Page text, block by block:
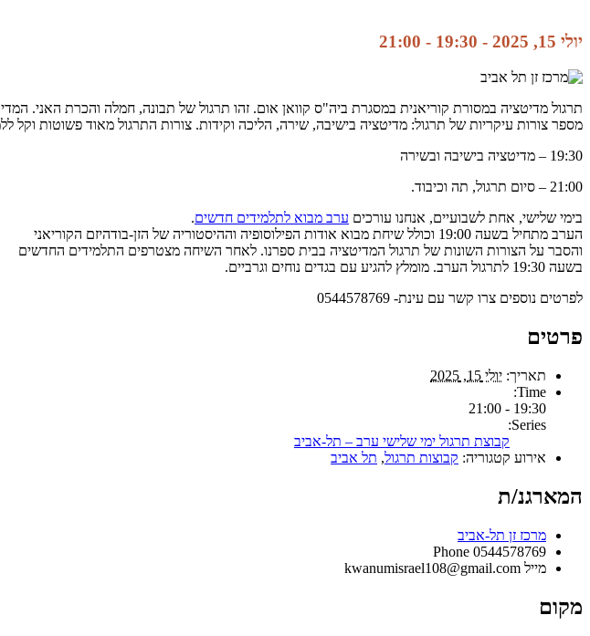
יולי 15, 2025 - 19:30 -
21:00
תרגול מדיטציה במסורת קוריאנית במסגרת ביה"ס קוואן אום. זהו תרגול של תבונה, חמלה והכרת האני.
מספר צורות עיקריות של תרגול: מדיטציה בישיבה, שירה, הליכה וקידות. צורות התרגול מאוד פשוטות
19:30 – מדיטציה בישיבה ובשירה
21:00 – סיום תרגול, תה וכיבוד.
בימי שלישי, אחת לשבועיים, אנחנו עורכים ערב מבוא לתלמידים חדשים.
הערב מתחיל בשעה 19:00 וכולל שיחת מבוא אודות הפילוסופיה וההיסטוריה של הזן-בודהיזם הקוריאני
והסבר על הצורות השונות של תרגול המדיטציה בבית ספרנו. לאחר השיחה מצטרפים התלמידים החדשים
בשעה 19:30 לתרגול הערב. מומלץ להגיע עם בגדים נוחים וגרביים.
לפרטים נוספים צרו קשר עם עינת- 0544578769
פרטים
תאריך: יולי 15, 2025
Time:
19:30 - 21:00
Series:
קבוצת תרגול ימי שלישי ערב – תל-אביב
אירוע קטגוריה: קבוצות תרגול, תל אביב
המארגנ/ת
מרכז זן תל-אביב
Phone 0544578769
מייל kwanumisrael108@gmail.com
מקום